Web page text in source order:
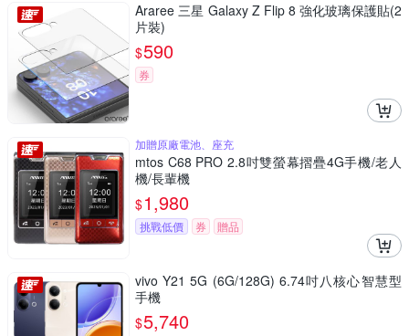
Araree 三星 Galaxy Z Flip 8 強化玻璃保護貼(2
片裝)
$590
券
加贈原廠電池、座充
mtos C68 PRO 2.8吋雙螢幕摺疊4G手機/老人
機/長輩機
$1,980
挑戰低價 券 贈品
vivo Y21 5G (6G/128G) 6.74吋八核心智慧型
手機
$5,740